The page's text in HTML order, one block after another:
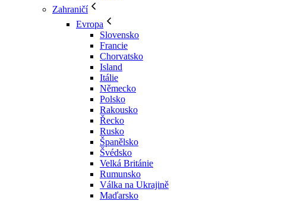
Zahraničí
Evropa
Slovensko
Francie
Chorvatsko
Island
Itálie
Německo
Polsko
Rakousko
Řecko
Rusko
Španělsko
Švédsko
Velká Británie
Rumunsko
Válka na Ukrajině
Maďarsko